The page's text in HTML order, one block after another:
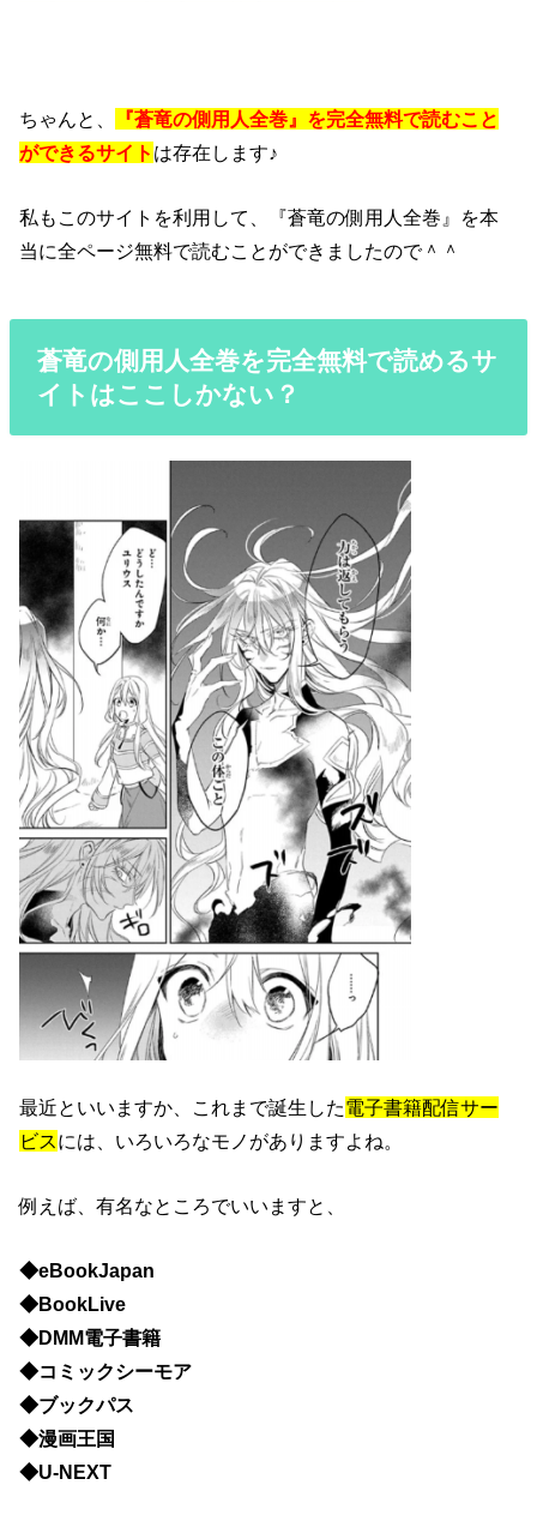
ちゃんと、
『蒼竜の側用人全巻』を完全無料で読むこと
ができるサイト は存在します♪
私もこのサイトを利用して、『蒼竜の側用人全巻』を本
当に全ページ無料で読むことができましたので＾＾
蒼竜の側用人全巻を完全無料で読めるサ
イトはここしかない？
最近といいますか、これまで誕生した電子書籍配信サー
ビスには、いろいろなモノがありますよね。
例えば、有名なところでいいますと、
◆eBookJapan
◆BookLive
◆DMM電子書籍
◆コミックシーモア
◆ブックパス
◆漫画王国
◆U-NEXT